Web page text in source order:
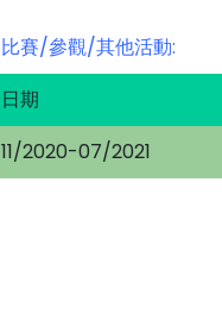
比賽/參觀/其他活動:
日期
11/2020-07/2021